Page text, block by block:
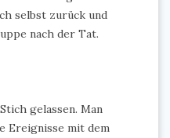
selbst zurück und
nach der Tat.
gelassen. Man
Ereignisse mit dem